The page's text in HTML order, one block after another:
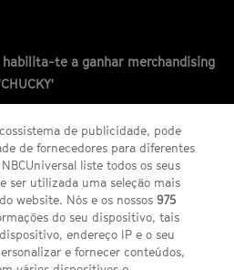
habilita-te a ganhar merchandising
YOUTUBEINSTAGRAM
de publicidade, pode
de fornecedores para diferentes
liste todos os seus
ser utilizada uma seleção mais
website. Nós e os nossos975
do seu dispositivo, tais
endereço IP e o seu
e fornecer conteúdos,